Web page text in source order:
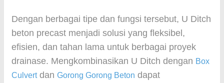
Dengan berbagai tipe dan fungsi tersebut, U Ditch
beton precast menjadi solusi yang fleksibel,
efisien, dan tahan lama untuk berbagai proyek
drainase. Mengkombinasikan U Ditch dengan Box
Culvertdan Gorong Gorong Beton dapat